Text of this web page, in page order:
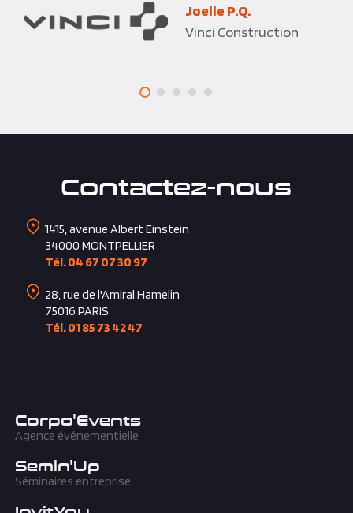
Freddy B.
James
Contactez-nous
1415, avenue Albert Einstein
34000 MONTPELLIER
Tél. 04 67 07 30 97
28, rue de l'Amiral Hamelin
75016 PARIS
Tél. 01 85 73 42 47
Corpo'Events
Agence événementielle
Semin'Up
Séminaires entreprise